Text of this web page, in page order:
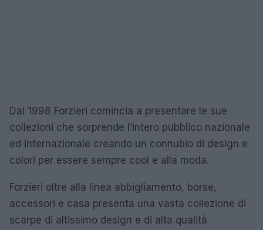
Dal 1998 Forzieri comincia a presentare le sue
collezioni che sorprende l’intero pubblico nazionale
ed internazionale creando un connubio di design e
colori per essere sempre cool e alla moda.
Forzieri oltre alla linea abbigliamento, borse,
accessori e casa presenta una vasta collezione di
scarpe di altissimo design e di alta qualità